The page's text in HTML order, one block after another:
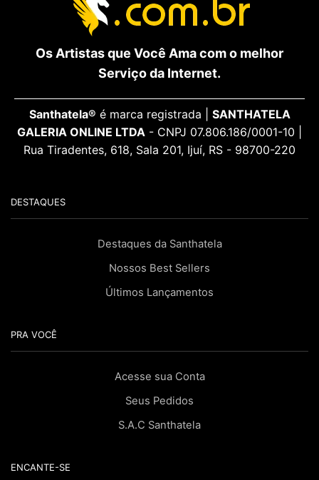
Os Artistas que Você Ama com o melhor
Serviço da Internet.
Santhatela® é marca registrada | SANTHATELA
GALERIA ONLINE LTDA - CNPJ 07.806.186/0001-10 |
Rua Tiradentes, 618, Sala 201, Ijuí, RS - 98700-220
DESTAQUES
Destaques da Santhatela
Nossos Best Sellers
Últimos Lançamentos
PRA VOCÊ
Acesse sua Conta
Seus Pedidos
S.A.C Santhatela
ENCANTE-SE